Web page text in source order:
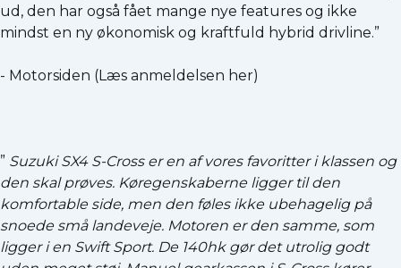
ud, den har også fået mange nye features og ikke
mindst en ny økonomisk og kraftfuld hybrid drivline.”
- Motorsiden (Læs anmeldelsen her)
” Suzuki SX4 S-Cross er en af vores favoritter i klassen og
den skal prøves. Køregenskaberne ligger til den
komfortable side, men den føles ikke ubehagelig på
snoede små landeveje. Motoren er den samme, som
ligger i en Swift Sport. De 140hk gør det utrolig godt